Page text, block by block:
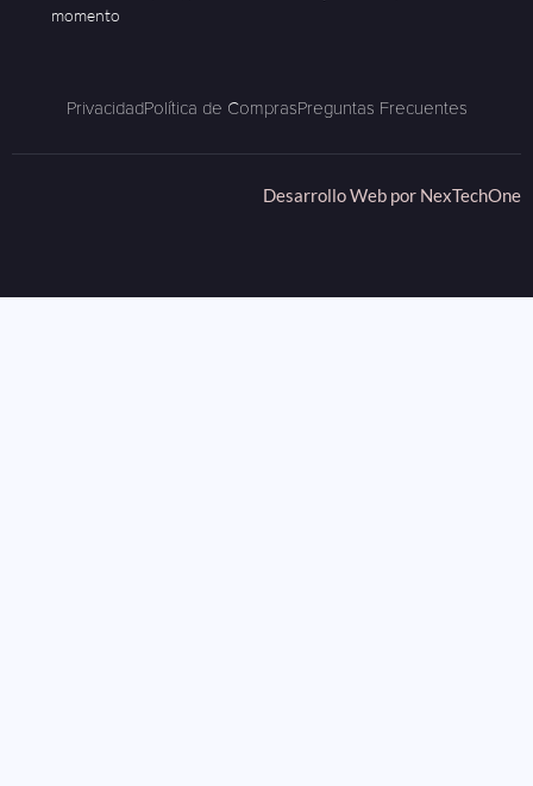
momento
PrivacidadPolítica de ComprasPreguntas Frecuentes
Desarrollo Web por NexTechOne